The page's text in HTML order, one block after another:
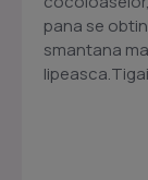
pana se
smantana